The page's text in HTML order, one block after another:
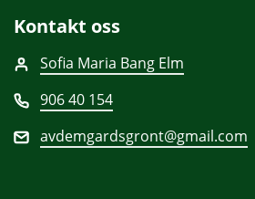
Kontakt oss
Sofia Maria Bang Elm
906 40 154
avdemgardsgront@gmail.com